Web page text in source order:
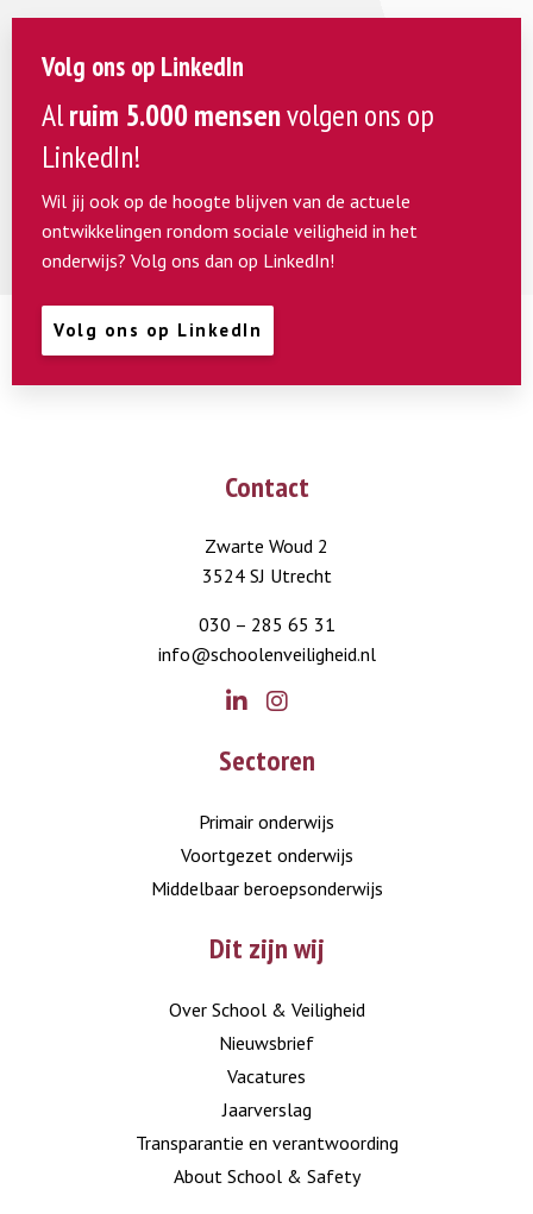
Volg ons op LinkedIn
Alruim 5.000 mensenvolgen ons op
LinkedIn!
Wil jij ook op de hoogte blijven van de actuele
ontwikkelingen rondom sociale veiligheid in het
onderwijs? Volg ons dan op LinkedIn!
Volg ons op LinkedIn
Contact
Zwarte Woud 2
3524 SJ Utrecht
030 – 285 65 31
info@schoolenveiligheid.nl
Sectoren
Primair onderwijs
Voortgezet onderwijs
Middelbaar beroepsonderwijs
Dit zijn wij
Over School & Veiligheid
Nieuwsbrief
Vacatures
Jaarverslag
Transparantie en verantwoording
About School & Safety